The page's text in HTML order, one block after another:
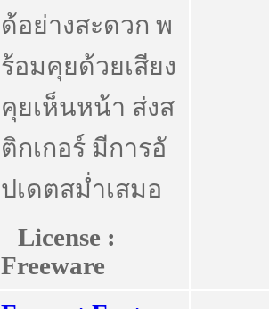
ด้อย่างสะดวก พ
ร้อมคุยด้วยเสียง
คุยเห็นหน้า ส่งส
ติกเกอร์ มีการอั
ปเดตสม่ำเสมอ
License :
Freeware